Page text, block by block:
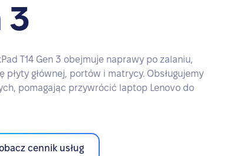
3
T14 Gen 3 obejmuje naprawy po zalaniu,
głównej, portów i matrycy. Obsługujemy
pomagając przywrócić laptop Lenovo do
cennik usług